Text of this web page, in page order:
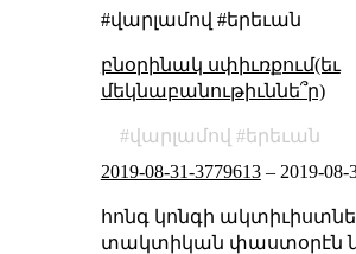
#վարլամով #երեւան
բնօրինակ սփիւռքում(եւ
մեկնաբանութիւննե՞ր)
վարլամով
երեւան
2019-08-31-3779613– 2019-08-
հոնգ կոնգի
տակտիկան փաստօրէն